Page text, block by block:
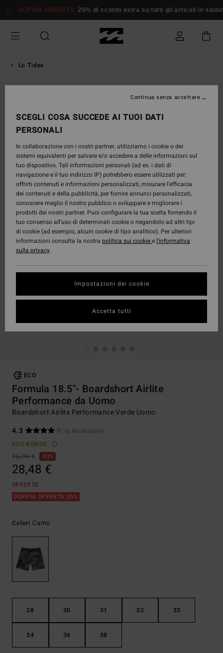
alle
prodotto
DOPPIA OFFERTA 25% di sconto extra su tutti gli articoli in
Lo Tides
ECO
Formula 18.5"- Boardshort Airlite
Performance da Uomo
Boardshort Airlite Performance Verde Uomo
4.3
(6 Recensioni)
ECO-BONUS
75,95 €
63%
28,48 €
OFFERTE
DOPPIA OFFERTA 25%
Colori Camo
28 30 31 32 33
34 36 38
SCEGLI COSA SUCCEDE AI TUOI DATI
PERSONALI
In collaborazione con i nostri partner, utilizziamo i cookie o dei
sistemi equivalenti per salvare e/o accedere a delle informazioni sul
tuo dispositivo. Tali informazioni personali (ad es. i dati di
navigazione e il tuo indirizzo IP) potrebbero essere utilizzati per:
offrirti contenuti e informazioni personalizzati, misurare l’efficacia
dei contenuti e della pubblicità, per fornire annunci personalizzati,
conoscere meglio il nostro pubblico o sviluppare e migliorare i
prodotti dei nostri partner. Puoi configurare la tua scelta fornendo il
tuo consenso all’uso di determinati cookie o negandolo ad altri tipi
di cookie (ad esempio, alcuni cookie di tipo analitico). Per ulteriori
informazioni consulta la nostra politica sui cookiee l'informativa
sulla privacy.
Impostazioni dei cookie
Continua senza accettare
Accetta tutti